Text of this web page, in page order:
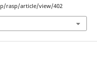
rasp/article/view/402